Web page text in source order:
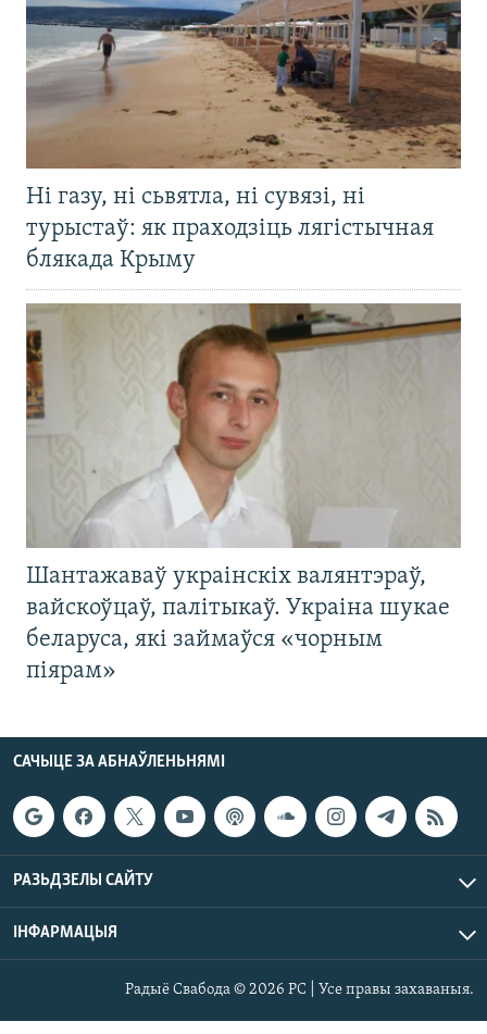
Ні газу, ні сьвятла, ні сувязі, ні
турыстаў: як праходзіць лягістычная
блякада Крыму
Шантажаваў украінскіх валянтэраў,
вайскоўцаў, палітыкаў. Украіна шукае
беларуса, які займаўся «чорным
піярам»
САЧЫЦЕ ЗА АБНАЎЛЕНЬНЯМІ
РАЗЬДЗЕЛЫ САЙТУ
ІНФАРМАЦЫЯ
Радыё Свабода © 2026 РС | Усе правы захаваныя.